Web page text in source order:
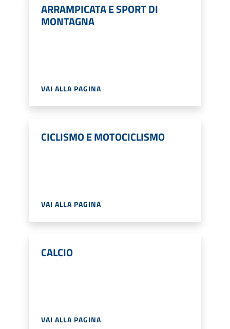
ARRAMPICATA E SPORT DI
MONTAGNA
VAI ALLA PAGINA
CICLISMO E MOTOCICLISMO
VAI ALLA PAGINA
CALCIO
VAI ALLA PAGINA